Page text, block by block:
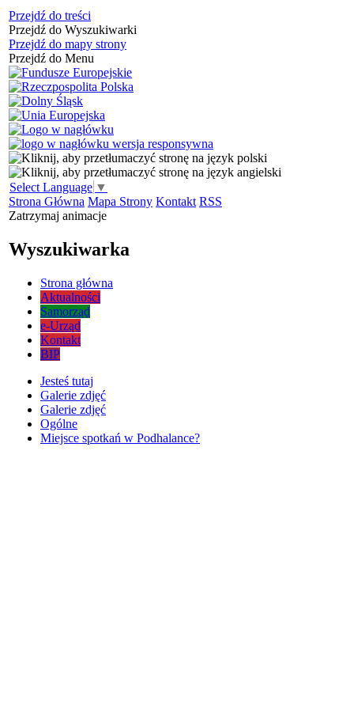
Przejdź do treści
Przejdź do Wyszukiwarki
Przejdź do mapy strony
Przejdź do Menu
Select Language ▼
Strona Główna Mapa Strony Kontakt RSS
Zatrzymaj animacje
Wyszukiwarka
Strona główna
Aktualności
Samorząd
e-Urząd
Kontakt
BIP
Jesteś tutaj
Galerie zdjęć
Galerie zdjęć
Ogólne
Miejsce spotkań w Podhalance?